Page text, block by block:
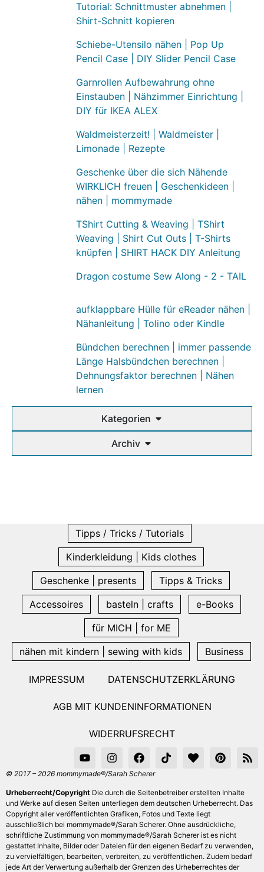
Tutorial: Schnittmuster abnehmen |
Shirt-Schnitt kopieren
Schiebe-Utensilo nähen | Pop Up
Pencil Case | DIY Slider Pencil Case
Garnrollen Aufbewahrung ohne
Einstauben | Nähzimmer Einrichtung |
DIY für IKEA ALEX
Waldmeisterzeit! | Waldmeister |
Limonade | Rezepte
Geschenke über die sich Nähende
WIRKLICH freuen | Geschenkideen |
nähen | mommymade
TShirt Cutting & Weaving | TShirt
Weaving | Shirt Cut Outs | T-Shirts
knüpfen | SHIRT HACK DIY Anleitung
Dragon costume Sew Along - 2 - TAIL
aufklappbare Hülle für eReader nähen |
Nähanleitung | Tolino oder Kindle
Bündchen berechnen | immer passende
Länge Halsbündchen berechnen |
Dehnungsfaktor berechnen | Nähen
lernen
Kategorien
Archiv
Tipps / Tricks / Tutorials
Kinderkleidung | Kids clothes
Geschenke | presents
Tipps & Tricks
Accessoires
basteln | crafts
e-Books
für MICH | for ME
nähen mit kindern | sewing with kids
Business
IMPRESSUM DATENSCHUTZERKLÄRUNG
AGB MIT KUNDENINFORMATIONEN
WIDERRUFSRECHT
© 2017 – 2026 mommymade®/Sarah Scherer
Urheberrecht/Copyright Die durch die Seitenbetreiber erstellten Inhalte
und Werke auf diesen Seiten unterliegen dem deutschen Urheberrecht. Das
Copyright aller veröffentlichten Grafiken, Fotos und Texte liegt
ausschließlich bei mommymade®/Sarah Scherer. Ohne ausdrückliche,
schriftliche Zustimmung von mommymade®/Sarah Scherer ist es nicht
gestattet Inhalte, Bilder oder Dateien für den eigenen Bedarf zu verwenden,
zu vervielfältigen, bearbeiten, verbreiten, zu veröffentlichen. Zudem bedarf
jede Art der Verwertung außerhalb der Grenzen des Urheberrechtes der